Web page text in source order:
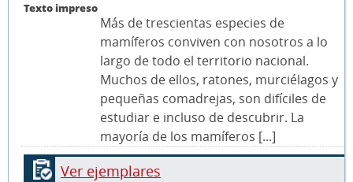
Texto impreso
Más de trescientas especies de
mamíferos conviven con nosotros a lo
largo de todo el territorio nacional.
Muchos de ellos, ratones, murciélagos y
pequeñas comadrejas, son difíciles de
estudiar e incluso de descubrir. La
mayoría de los mamíferos [...]
Ver ejemplares